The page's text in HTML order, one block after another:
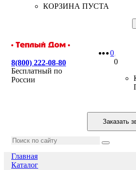
КОРЗИНА ПУСТА
8(800) 222-08-80
Бесплатный по
России
0
0
Заказать
Главная
Каталог